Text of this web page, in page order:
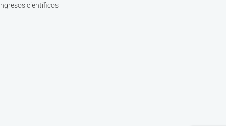
científicos